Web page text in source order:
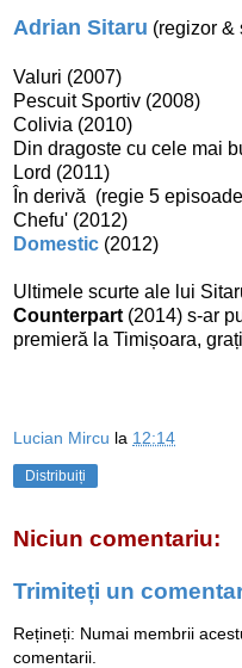
Adrian Sitaru (regizor &
Valuri (2007)
Pescuit Sportiv (2008)
Colivia (2010)
Din dragoste cu cele mai
Lord (2011)
În derivă (regie 5
Chefu' (2012)
Domestic (2012)
Ultimele scurte ale lui
Counterpart (2014) s-ar
premieră la Timișoara,
Lucian Mircu la 12:14
Distribuiți
Niciun comentariu:
Trimiteți un
Rețineți: Numai membrii
comentarii.